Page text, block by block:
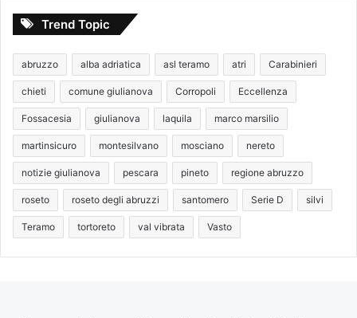
Trend Topic
abruzzo alba adriatica asl teramo atri Carabinieri
chieti comune giulianova Corropoli Eccellenza
Fossacesia giulianova laquila marco marsilio
martinsicuro montesilvano mosciano nereto
notizie giulianova pescara pineto regione abruzzo
roseto roseto degli abruzzi santomero Serie D silvi
Teramo tortoreto val vibrata Vasto